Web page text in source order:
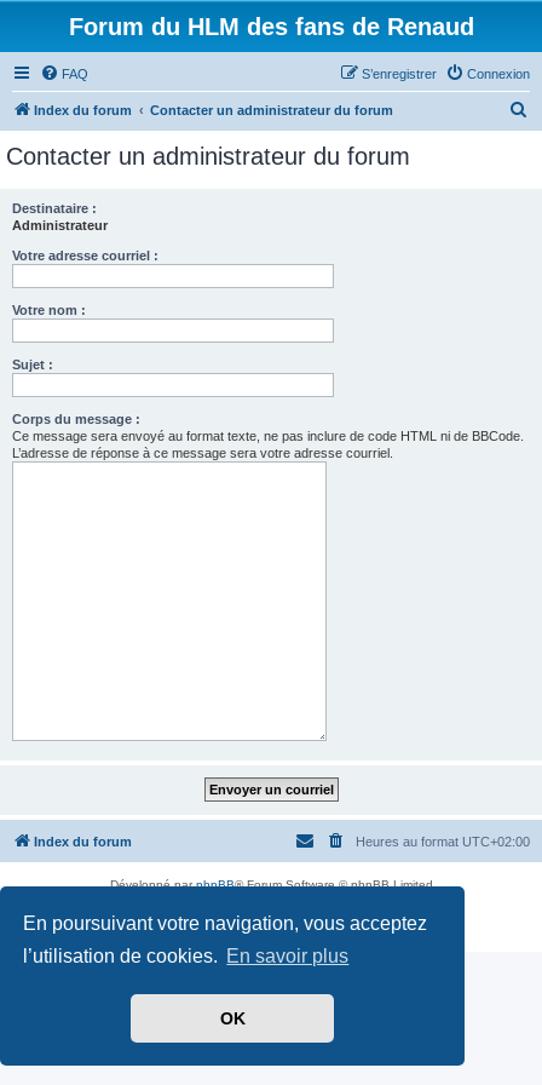
En poursuivant votre navigation, vous acceptez
l’utilisation de cookies. En savoir plus
OK
Forum du HLM des fans de Renaud
FAQ Connexion
S’enregistrer
Index du forum Contacter un administrateur du forum
Contacter un administrateur du forum
Destinataire :
Administrateur
Votre adresse courriel :
Votre nom :
Sujet :
Corps du message :
Ce message sera envoyé au format texte, ne pas inclure de code HTML ni de BBCode.
L’adresse de réponse à ce message sera votre adresse courriel.
Index du forum Heures au format UTC+02:00
Développé parphpBB® Forum Software © phpBB Limited
Confidentialité| Conditions